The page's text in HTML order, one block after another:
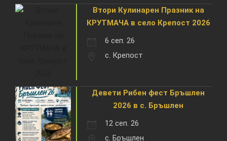
Втори Кулинарен Празник на
КРУТМАЧА в село Крепост 2026
6 сеп. 26
с. Крепост
Девети Рибен фест Бръшлен
2026 в с. Бръшлен
12 сеп. 26
с. Бръшлен